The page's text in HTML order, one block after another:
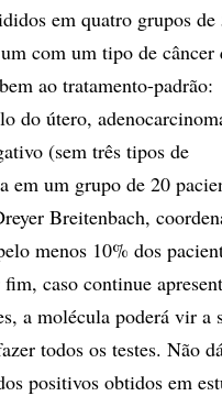
em quatro grupos de
com um tipo de câncer
ao tratamento-padrão:
do útero,
(sem três tipos de
em um grupo de 20
Breitenbach,
menos 10% dos
caso continue
a molécula poderá vir a
todos os testes. Não
positivos obtidos em